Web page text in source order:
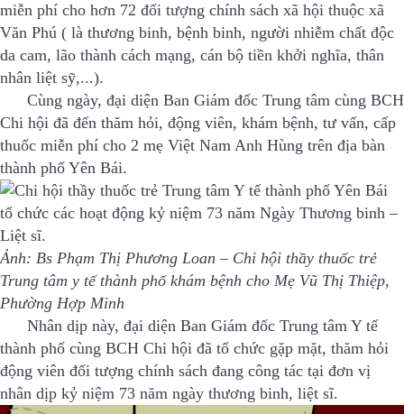
miễn phí cho hơn 72 đối tượng chính sách xã hội thuộc xã
Văn Phú ( là thương binh, bệnh binh, người nhiễm chất độc
da cam, lão thành cách mạng, cán bộ tiền khởi nghĩa, thân
nhân liệt sỹ,...).
Cùng ngày, đại diện Ban Giám đốc Trung tâm cùng BCH
Chi hội đã đến thăm hỏi, động viên, khám bệnh, tư vấn, cấp
thuốc miễn phí cho 2 mẹ Việt Nam Anh Hùng trên địa bàn
thành phố Yên Bái.
Ảnh: Bs Phạm Thị Phương Loan – Chi hội thầy thuốc trẻ
Trung tâm y tế thành phố khám bệnh cho Mẹ Vũ Thị Thiệp,
Phường Hợp Minh
Nhân dịp này, đại diện Ban Giám đốc Trung tâm Y tế
thành phố cùng BCH Chi hội đã tổ chức gặp mặt, thăm hỏi
động viên đối tượng chính sách đang công tác tại đơn vị
nhân dịp kỷ niệm 73 năm ngày thương binh, liệt sĩ.